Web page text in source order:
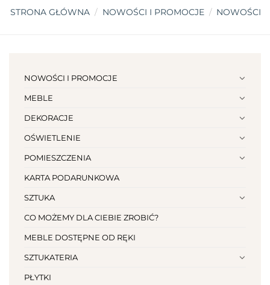
STRONA GŁÓWNA / NOWOŚCI I PROMOCJE / NOWOŚCI
NOWOŚCI I PROMOCJE
MEBLE
DEKORACJE
OŚWIETLENIE
POMIESZCZENIA
KARTA PODARUNKOWA
SZTUKA
CO MOŻEMY DLA CIEBIE ZROBIĆ?
MEBLE DOSTĘPNE OD RĘKI
SZTUKATERIA
PŁYTKI